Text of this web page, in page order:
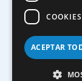
ACEPTAR